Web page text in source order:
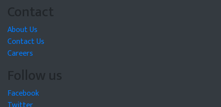
Contact
About Us
Contact Us
Careers
Follow us
Facebook